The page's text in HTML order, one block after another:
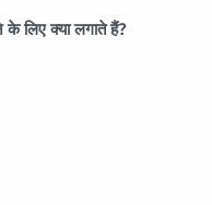
लिए क्या लगाते हैं?